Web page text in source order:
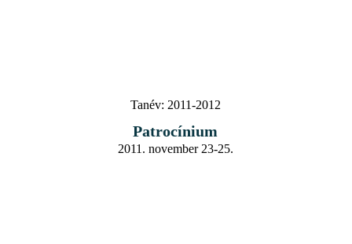
Tanév: 2011-2012
Patrocínium
2011. november 23-25.